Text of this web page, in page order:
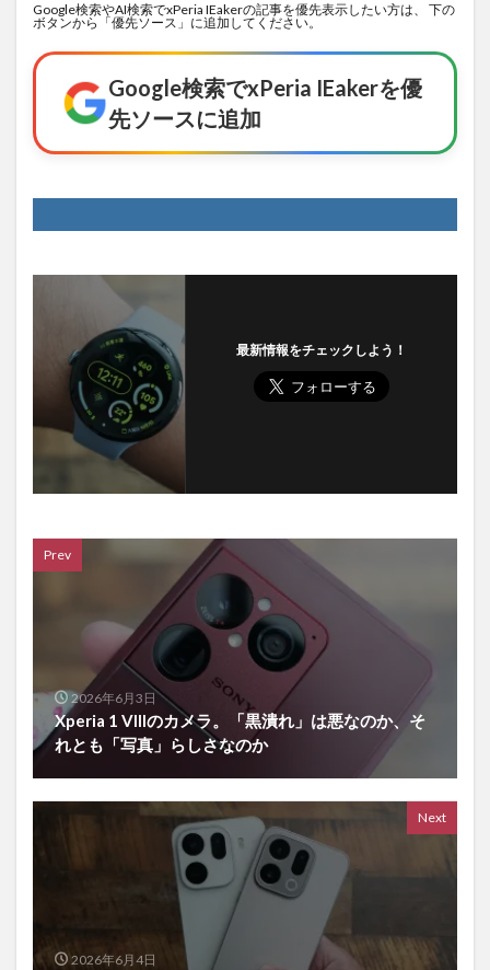
Google検索やAI検索でxPeria IEakerの記事を優先表示したい方は、 下の
ボタンから「優先ソース」に追加してください。
Google検索でxPeria IEakerを優
先ソースに追加
最新情報をチェックしよう！
Prev
2026年6月3日
Xperia 1 VIIIのカメラ。「黒潰れ」は悪なのか、そ
れとも「写真」らしさなのか
Next
2026年6月4日